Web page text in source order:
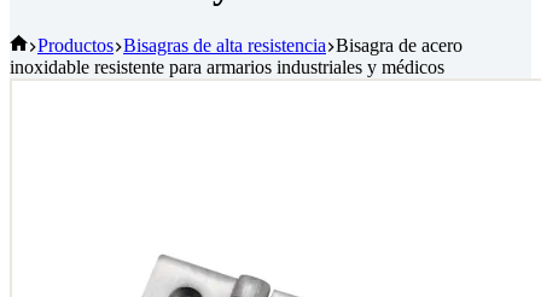
Inicio
Productos Bisagras de alta resistencia Bisagra de acero
inoxidable resistente para armarios industriales y médicos